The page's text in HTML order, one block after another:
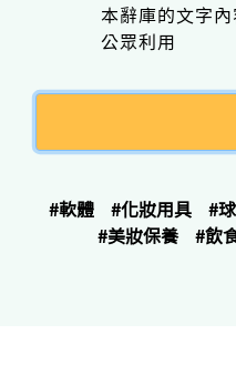
本辭庫的文字
公眾利用
#軟體 #化妝用具 #
#美妝保養
#飲